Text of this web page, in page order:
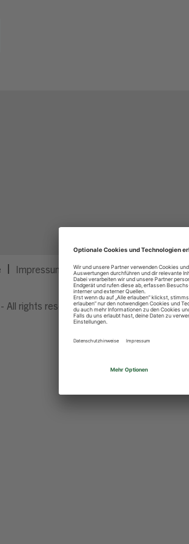
Impressum Privatsphäre-Einstellungen
All rights reserved